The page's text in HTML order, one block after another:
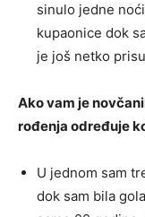
sinulo jedne
kupaonice dok
je još netko
Ako vam je
rođenja određuje
U jednom sam
dok sam bila